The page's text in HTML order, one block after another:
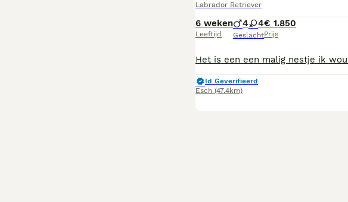
Labrador Retriever
6 weken
Leeftijd
4 4
Geslacht
€ 1.850
Prijs
Id Geverifieerd
Esch (47.4km)